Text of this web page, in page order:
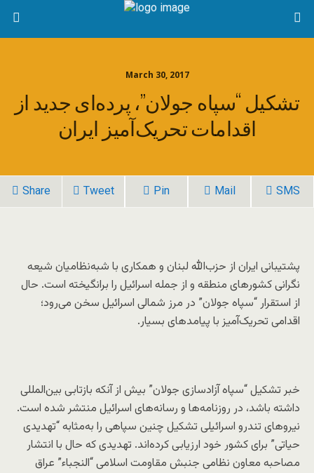
March 30, 2017
تشکیل “سپاه جولان”، پرده‌ای جدید از
اقدامات تحریک‌آمیز ایران
Share Tweet Pin Mail SMS
پشتیبانی ایران از حزب‌الله لبنان و همکاری با شبه‌نظامیان شیعه
نگرانی کشورهای منطقه و از جمله اسرائیل را برانگیخته است. حال
از استقرار “سپاه جولان” در مرز شمالی اسرائیل سخن می‌رود؛
اقدامی تحریک‌آمیز با پیامدهای بسیار.
خبر تشکیل “سپاه آزادسازی جولان” بیش از آنکه بازتابی بین‌المللی
داشته باشد، در روزنامه‌ها و رسانه‌های اسرائیل منتشر شده است.
نیروهای تندرو اسرائیلی تشکیل چنین سپاهی را به‌مثابه “تهدیدی
حیاتی” برای کشور خود ارزیابی کرده‌اند. تهدیدی که حال با انتشار
مصاحبه معاون نظامی جنبش مقاومت اسلامی “النجباء” عراق